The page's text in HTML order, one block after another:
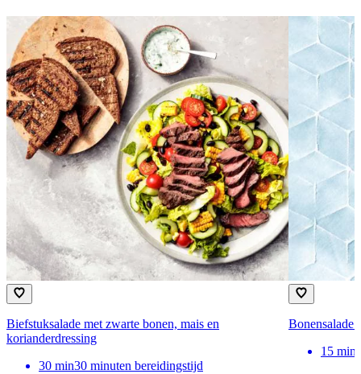
Biefstuksalade met zwarte bonen, mais en
korianderdressing
30 min30 minuten bereidingstijd
Bonensalade
15 min